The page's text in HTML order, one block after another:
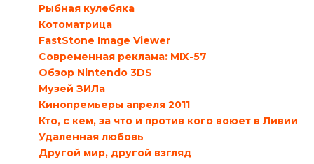
Рыбная кулебяка
Котоматрица
FastStone Image Viewer
Современная реклама: MIX-57
Обзор Nintendo 3DS
Музей ЗИЛа
Кинопремьеры апреля 2011
Кто, с кем, за что и против кого воюет в Ливии
Удаленная любовь
Другой мир, другой взгляд